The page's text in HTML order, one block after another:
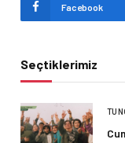
Facebook
Seçtiklerimiz